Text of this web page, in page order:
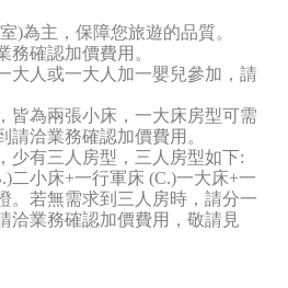
)為主，保障您旅遊的品質。
務確認加價費用。
大人或一大人加一嬰兒參加，請
皆為兩張小床，一大床房型可需
請洽業務確認加價費用。
少有三人房型，三人房型如下:
二小床+一行軍床 (C.)一大床+一
。若無需求到三人房時，請分一
洽業務確認加價費用，敬請見